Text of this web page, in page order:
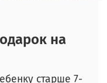
на
старше 7-